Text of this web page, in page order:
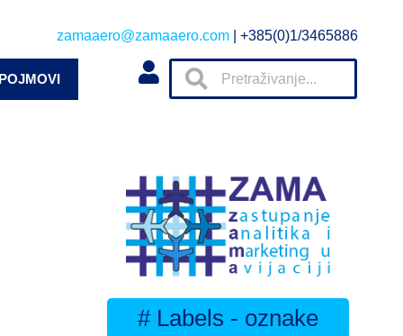
zamaaero@zamaaero.com | +385(0)1/3465886
# Labels - oznake